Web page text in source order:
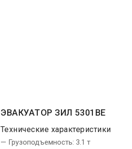
ЭВАКУАТОР ЗИЛ 5301ВЕ
Технические характеристики
— Грузоподъемность: 3.1 т